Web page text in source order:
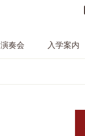
演奏会 入学案内